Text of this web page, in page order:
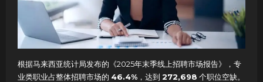
根据马来西亚统计局发布的《2025年末季线上招聘市场报告》，专
业类职业占整体招聘市场的 46.4% ，达到 272,698 个职位空缺。